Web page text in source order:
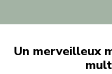
Un merveilleux